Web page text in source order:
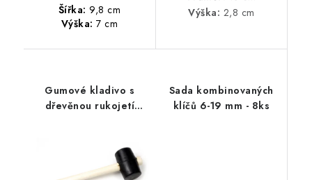
Šířka: 9,8 cm
Výška: 7 cm
Výška: 2,8 cm
Gumové kladivo s
dřevěnou rukojetí
Sada kombinovaných
klíčů 6-19 mm - 8ks